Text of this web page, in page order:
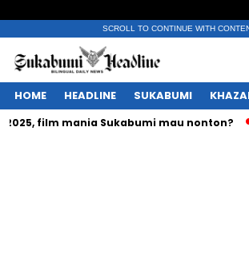
SCROLL TO CONTINUE WITH
HOME HEADLINE SUKABUMI
film mania Sukabumi mau nonton?